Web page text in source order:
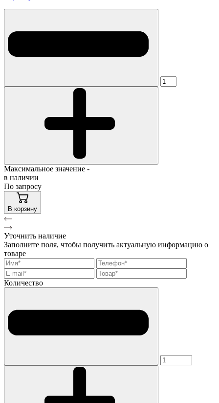
Максимальное значение -
в наличии
По запросу
В корзину
Уточнить наличие
Заполните поля, чтобы получить актуальную информацию о
товаре
Количество